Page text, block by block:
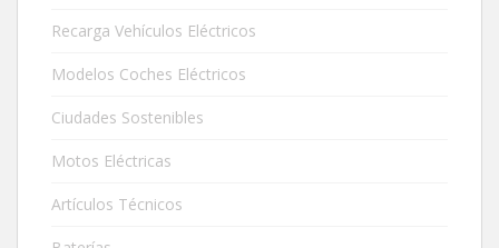
Recarga Vehículos Eléctricos
Modelos Coches Eléctricos
Ciudades Sostenibles
Motos Eléctricas
Artículos Técnicos